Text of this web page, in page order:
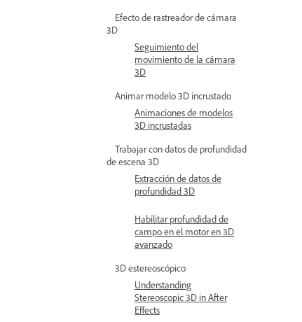
Efecto de rastreador de cámara
3D
Seguimiento del
movimiento de la cámara
3D
Animar modelo 3D incrustado
Animaciones de modelos
3D incrustadas
Trabajar con datos de profundidad
de escena 3D
Extracción de datos de
profundidad 3D
Habilitar profundidad de
campo en el motor en 3D
avanzado
3D estereoscópico
Understanding
Stereoscopic 3D in After
Effects